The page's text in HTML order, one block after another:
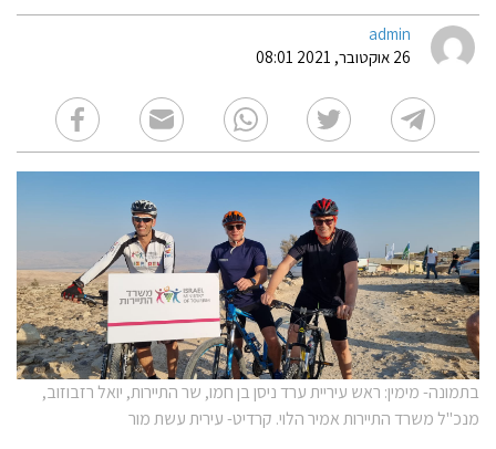
admin
26 אוקטובר, 2021 08:01
בתמונה- מימין: ראש עיריית ערד ניסן בן חמו, שר התיירות, יואל רזבוזוב,
מנכ"ל משרד התיירות אמיר הלוי. קרדיט- עירית עשת מור